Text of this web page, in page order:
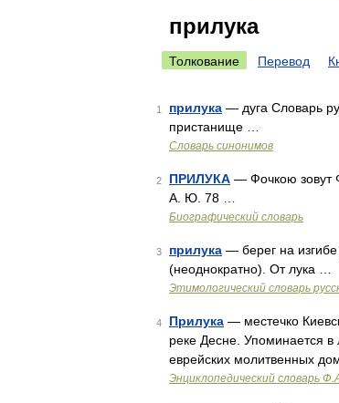
прилука
Толкование Перевод
1 прилука — дуга Словарь
пристанище …
Словарь синонимов
2 ПРИЛУКА — Фочкою зовут
А. Ю. 78 …
Биографический словарь
3 прилука — берег на
(неоднократно). От лука …
Этимологический словарь
4 Прилука — местечко
реке Десне. Упоминается в
еврейских молитвенных
Энциклопедический словарь